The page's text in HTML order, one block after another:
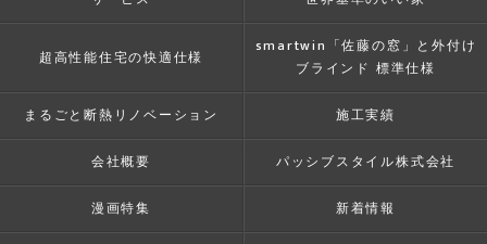
超高性能住宅の快適仕様
smartwin「佐藤の窓」と外付け
ブラインド 標準仕様
まるごと断熱リノベーション 施工実績
会社概要 パッシブスタイル株式会社
漫画特集 新着情報